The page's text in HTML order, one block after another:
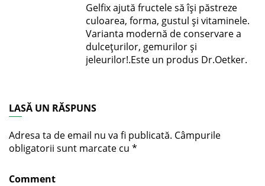
Gelfix ajută fructele să îşi păstreze
culoarea, forma, gustul şi vitaminele.
Varianta modernă de conservare a
dulceţurilor, gemurilor şi
jeleurilor!.Este un produs Dr.Oetker.
LASĂ UN RĂSPUNS
Adresa ta de email nu va fi publicată. Câmpurile
obligatorii sunt marcate cu *
Comment